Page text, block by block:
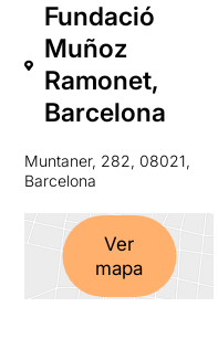
Fundació
Muñoz
Ramonet,
Barcelona
Muntaner, 282, 08021,
Barcelona
Ver
mapa